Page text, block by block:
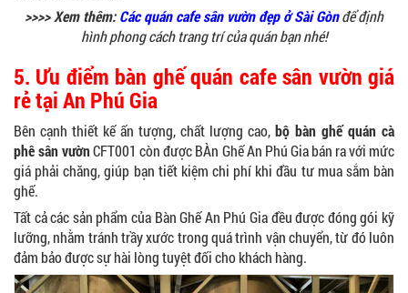
>>>> Xem thêm:Các quán cafe sân vườn đẹp ở Sài Gònđể định
hình phong cách trang trí của quán bạn nhé!
5. Ưu điểm bàn ghế quán cafe sân vườn giá
rẻ tại An Phú Gia
Bên cạnh thiết kế ấn tượng, chất lượng cao, bộ bàn ghế quán cà
phê sân vườnCFT001 còn được BÀn Ghế An Phú Gia bán ra với mức
giá phải chăng, giúp bạn tiết kiệm chi phí khi đầu tư mua sắm bàn
ghế.
Tất cả các sản phẩm của Bàn Ghế An Phú Gia đều được đóng gói kỹ
lưỡng, nhằm tránh trầy xước trong quá trình vận chuyển, từ đó luôn
đảm bảo được sự hài lòng tuyệt đối cho khách hàng.